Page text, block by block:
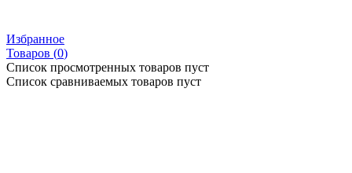
Избранное
Товаров (0)
Список просмотренных товаров пуст
Список сравниваемых товаров пуст